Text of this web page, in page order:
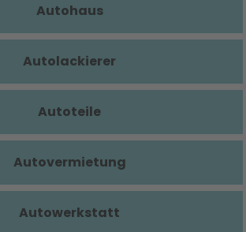
Autohaus
Autolackierer
Autoteile
Autovermietung
Autowerkstatt